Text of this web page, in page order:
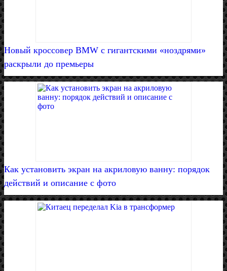
Новый кроссовер BMW с гигантскими «ноздрями»
раскрыли до премьеры
Как установить экран на акриловую ванну: порядок
действий и описание с фото